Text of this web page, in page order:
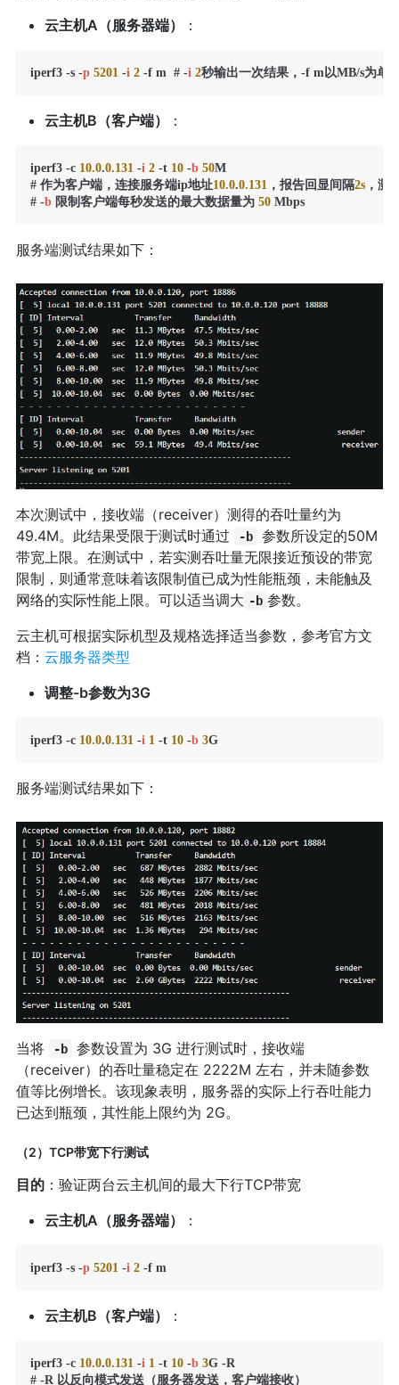
云主机A（服务器端）
：
iperf3 -s -p 5201 -i 2 -f m  # -i 2秒输出一次结果，-f m以MB/s为单
云主机B（客户端） ：
iperf3 -c 10.0.0.131 -i 2 -t 10 -b 50M
# 作为客户端，连接服务端ip地址10.0.0.131，报告回显间隔2s，测
# -b 限制客户端每秒发送的最大数据量为 50 Mbps
服务端测试结果如下：
本次测试中，接收端（receiver）测得的吞吐量约为
49.4M。此结果受限于测试时通过
-b
参数所设定的50M
带宽上限。在测试中，若实测吞吐量无限接近预设的带宽
限制，则通常意味着该限制值已成为性能瓶颈，未能触及
网络的实际性能上限。可以适当调大 -b 参数。
云主机可根据实际机型及规格选择适当参数，参考官方文
档： 云服务器类型
调整-b参数为3G
iperf3 -c 10.0.0.131 -i 1 -t 10 -b 3G
服务端测试结果如下：
当将 -b
参数设置为 3G 进行测试时，接收端
（receiver）的吞吐量稳定在 2222M 左右，并未随参数
值等比例增长。该现象表明，服务器的实际上行吞吐能力
已达到瓶颈，其性能上限约为 2G。
（2）TCP带宽下行测试
目的：验证两台云主机间的最大下行TCP带宽
云主机A（服务器端）
：
iperf3 -s -p 5201 -i 2 -f m
云主机B（客户端） ：
iperf3 -c 10.0.0.131 -i 1 -t 10 -b 3G -R
# -R 以反向模式发送（服务器发送，客户端接收）